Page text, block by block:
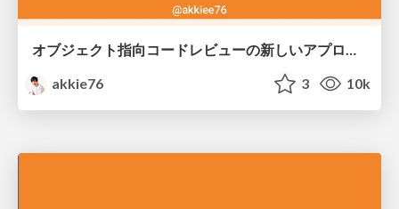
オブジェクト指向コードレビューの新しいアプローチ
akkie76
3 10k